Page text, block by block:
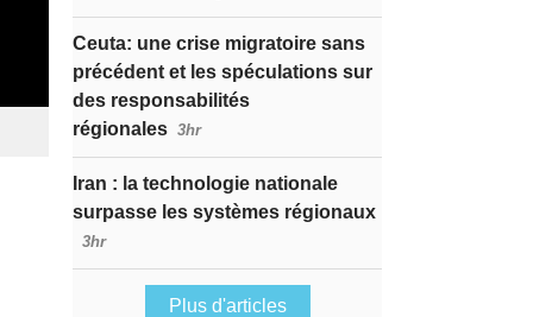
Ceuta: une crise migratoire sans
précédent et les spéculations sur
des responsabilités
régionales 3hr
Iran : la technologie nationale
surpasse les systèmes régionaux
3hr
Plus d'articles